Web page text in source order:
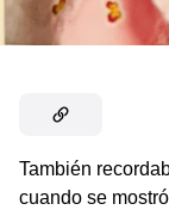
También
cuando se